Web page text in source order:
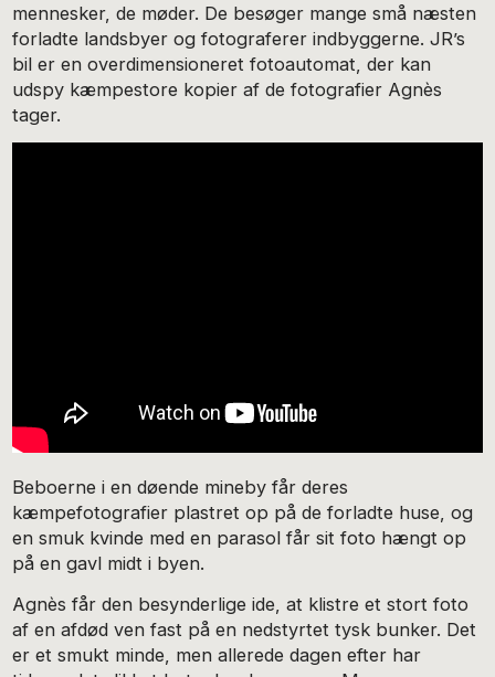
mennesker, de møder. De besøger mange små næsten
forladte landsbyer og fotograferer indbyggerne. JR’s
bil er en overdimensioneret fotoautomat, der kan
udspy kæmpestore kopier af de fotografier Agnès
tager.
Beboerne i en døende mineby får deres
kæmpefotografier plastret op på de forladte huse, og
en smuk kvinde med en parasol får sit foto hængt op
på en gavl midt i byen.
Agnès får den besynderlige ide, at klistre et stort foto
af en afdød ven fast på en nedstyrtet tysk bunker. Det
er et smukt minde, men allerede dagen efter har